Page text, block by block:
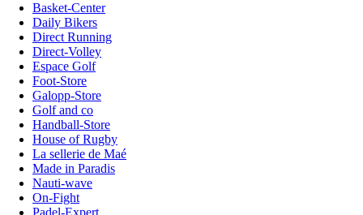
Basket-Center
Daily Bikers
Direct Running
Direct-Volley
Espace Golf
Foot-Store
Galopp-Store
Golf and co
Handball-Store
House of Rugby
La sellerie de Maé
Made in Paradis
Nauti-wave
On-Fight